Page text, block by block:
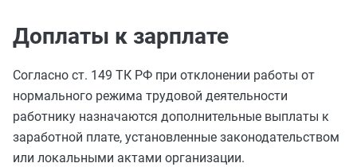
Доплаты к зарплате
Согласно ст. 149 ТК РФ при отклонении работы от
нормального режима трудовой деятельности
работнику назначаются дополнительные выплаты к
заработной плате, установленные законодательством
или локальными актами организации.